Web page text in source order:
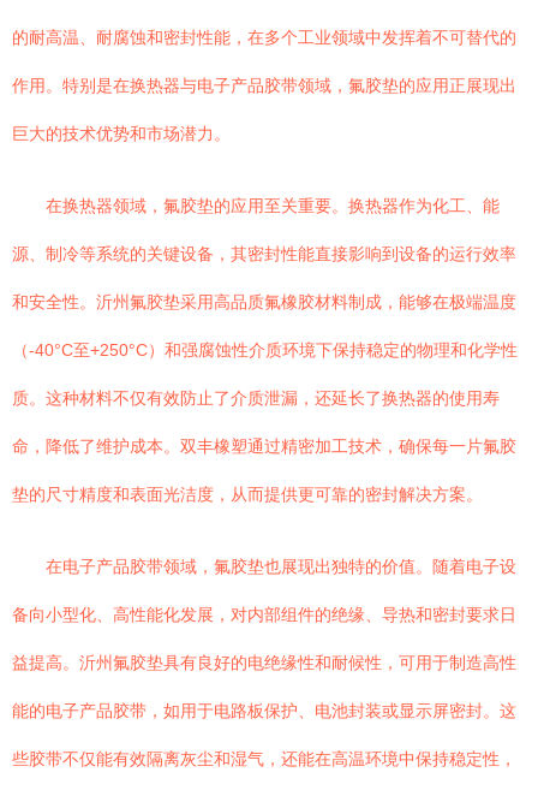
的耐高温、耐腐蚀和密封性能，在多个工业领域中发挥着不可替代的
作用。特别是在换热器与电子产品胶带领域，氟胶垫的应用正展现出
巨大的技术优势和市场潜力。
在换热器领域，氟胶垫的应用至关重要。换热器作为化工、能
源、制冷等系统的关键设备，其密封性能直接影响到设备的运行效率
和安全性。沂州氟胶垫采用高品质氟橡胶材料制成，能够在极端温度
（-40°C至+250°C）和强腐蚀性介质环境下保持稳定的物理和化学性
质。这种材料不仅有效防止了介质泄漏，还延长了换热器的使用寿
命，降低了维护成本。双丰橡塑通过精密加工技术，确保每一片氟胶
垫的尺寸精度和表面光洁度，从而提供更可靠的密封解决方案。
在电子产品胶带领域，氟胶垫也展现出独特的价值。随着电子设
备向小型化、高性能化发展，对内部组件的绝缘、导热和密封要求日
益提高。沂州氟胶垫具有良好的电绝缘性和耐候性，可用于制造高性
能的电子产品胶带，如用于电路板保护、电池封装或显示屏密封。这
些胶带不仅能有效隔离灰尘和湿气，还能在高温环境中保持稳定性，